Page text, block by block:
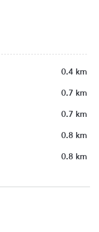
0.4 km
0.7 km
0.7 km
0.8 km
0.8 km